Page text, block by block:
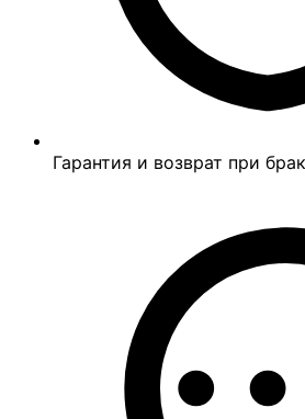
Гарантия и возврат при